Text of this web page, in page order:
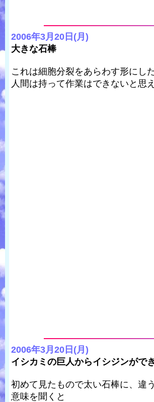
2006年3月20日(月)
大きな石棒
これは細胞分裂をあらわす形にし
人間は持って作業はできないと思
2006年3月20日(月)
イシカミの巨人からイシジンがで
初めて見たもので太い石棒に、違
意味を聞くと